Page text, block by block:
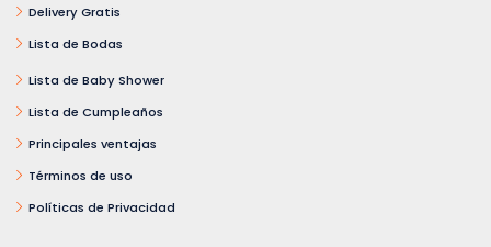
Delivery Gratis
Lista de Bodas
Lista de Baby Shower
Lista de Cumpleaños
Principales ventajas
Términos de uso
Políticas de Privacidad